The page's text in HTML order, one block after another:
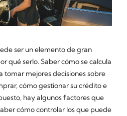
ser un elemento de gran
qué serlo. Saber cómo se calcula
tomar mejores decisiones sobre
cómo gestionar su crédito e
hay algunos factores que
cómo controlar los que puede